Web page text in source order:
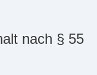
nach § 55